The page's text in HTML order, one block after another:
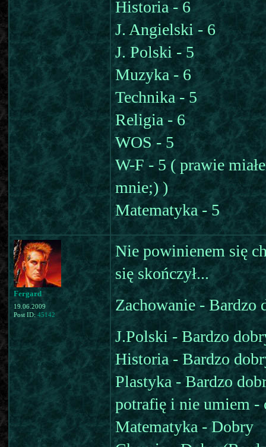
Historia - 6
J. Angielski - 6
J. Polski - 5
Muzyka - 6
Technika - 5
Religia - 6
WOS - 5
W-F - 5 ( prawie
mnie;) )
Matematyka - 5
Fergard
19.06.2009
Post ID: 45142
Nie powinienem się
się skończył...
Zachowanie - Bardzo
J.Polski - Bardzo
Historia - Bardzo
Plastyka - Bardzo
potrafię i nie umiem -
Matematyka - Dobry